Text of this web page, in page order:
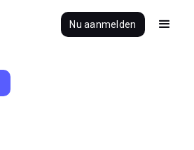
Nu aanmelden